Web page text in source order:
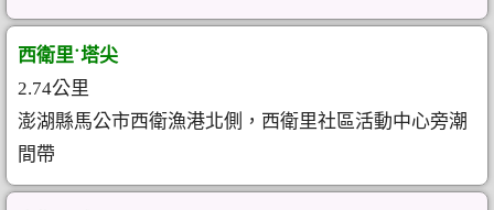
西衛里˙塔尖
2.74公里
澎湖縣馬公市西衛漁港北側，西衛里社區活動中心旁潮
間帶